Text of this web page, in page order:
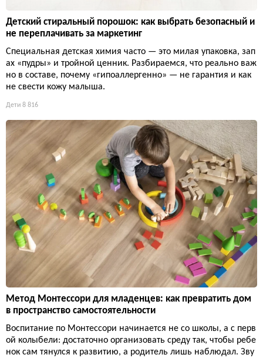
Детский стиральный порошок: как выбрать безопасный и
не переплачивать за маркетинг
Специальная детская химия часто — это милая упаковка, зап
ах «пудры» и тройной ценник. Разбираемся, что реально важ
но в составе, почему «гипоаллергенно» — не гарантия и как
не свести кожу малыша.
Дети 8 816
Метод Монтессори для младенцев: как превратить дом
в пространство самостоятельности
Воспитание по Монтессори начинается не со школы, а с перв
ой колыбели: достаточно организовать среду так, чтобы ребе
нок сам тянулся к развитию, а родитель лишь наблюдал. Зву